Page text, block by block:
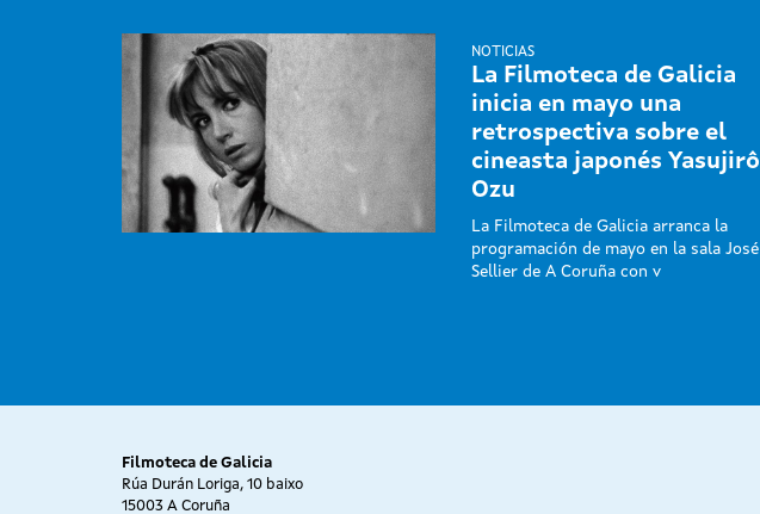
NOTICIAS
La Filmoteca de Galicia
inicia en mayo una
retrospectiva sobre el
cineasta japonés Yasujirô
Ozu
La Filmoteca de Galicia arranca la
programación de mayo en la sala José
Sellier de A Coruña con v
Filmoteca de Galicia
Rúa Durán Loriga, 10 baixo
15003 A Coruña